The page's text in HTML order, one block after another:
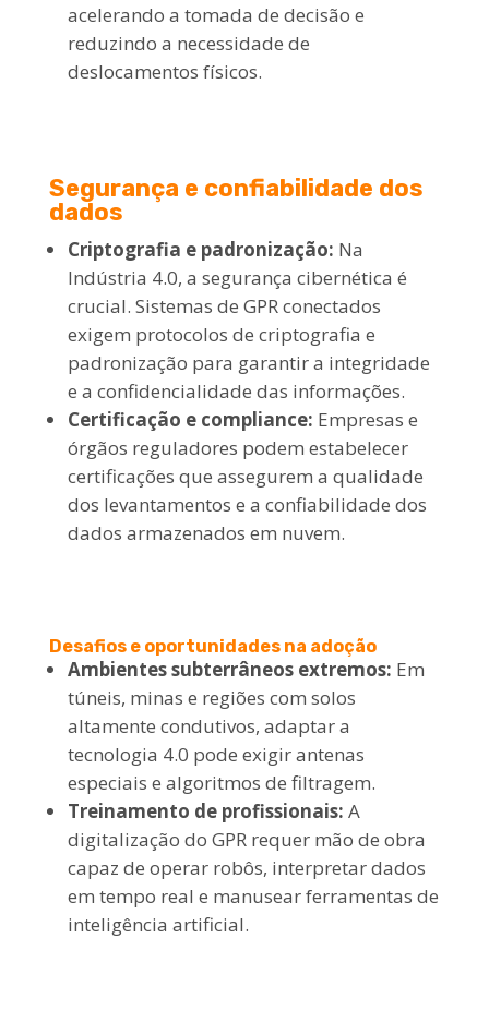
acelerando a tomada de decisão e
reduzindo a necessidade de
deslocamentos físicos.
Segurança e confiabilidade dos
dados
Criptografia e padronização: Na
Indústria 4.0, a segurança cibernética é
crucial. Sistemas de GPR conectados
exigem protocolos de criptografia e
padronização para garantir a integridade
e a confidencialidade das informações.
Certificação e compliance: Empresas e
órgãos reguladores podem estabelecer
certificações que assegurem a qualidade
dos levantamentos e a confiabilidade dos
dados armazenados em nuvem.
Desafios e oportunidades na adoção
Ambientes subterrâneos extremos: Em
túneis, minas e regiões com solos
altamente condutivos, adaptar a
tecnologia 4.0 pode exigir antenas
especiais e algoritmos de filtragem.
Treinamento de profissionais: A
digitalização do GPR requer mão de obra
capaz de operar robôs, interpretar dados
em tempo real e manusear ferramentas de
inteligência artificial.